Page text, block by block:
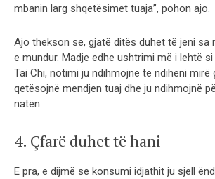
mbanin larg shqetësimet tuaja”, pohon ajo.
Ajo thekson se, gjatë ditës duhet të jeni sa
e mundur. Madje edhe ushtrimi më i lehtë
Tai Chi, notimi ju ndihmojnë të ndiheni mirë
qetësojnë mendjen tuaj dhe ju ndihmojnë
natën.
4. Çfarë duhet të hani
E pra, e dijmë se konsumi idjathit ju sjell